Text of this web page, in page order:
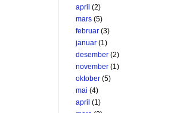
april (2)
mars (5)
februar (3)
januar (1)
desember (2)
november (1)
oktober (5)
mai (4)
april (1)